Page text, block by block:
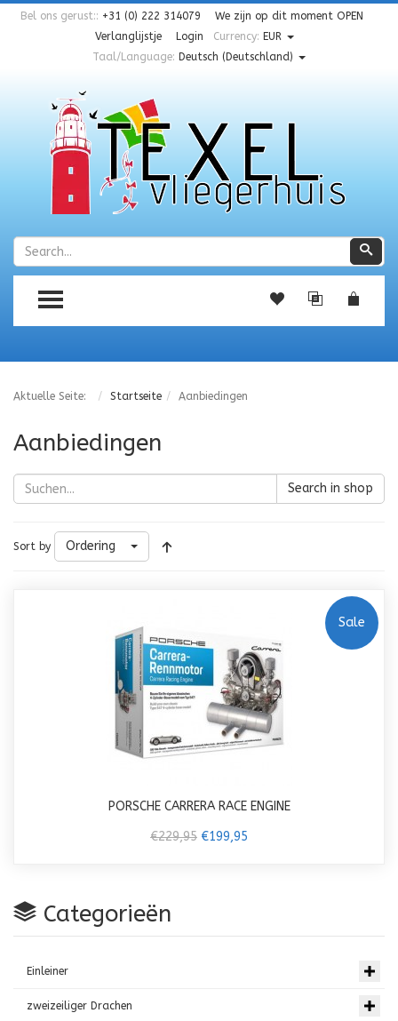
Bel ons gerust:: +31 (0) 222 314079 We zijn op dit moment OPEN
Verlanglijstje
Login Currency: EUR
Taal/Language: Deutsch (Deutschland)
Zoeken
TOGGLE MENU
Aktuelle Seite: Startseite Aanbiedingen
Aanbiedingen
Search in shop
Sort by Ordering
Sale
PORSCHE CARRERA RACE ENGINE
€229,95 €199,95
Categorieën
Einleiner
zweizeiliger Drachen